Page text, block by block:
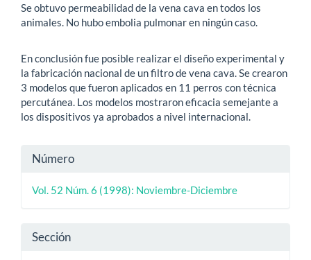
Se obtuvo permeabilidad de la vena cava en todos los
animales. No hubo embolia pulmonar en ningún caso.
En conclusión fue posible realizar el diseño experimental y
la fabricación nacional de un filtro de vena cava. Se crearon
3 modelos que fueron aplicados en 11 perros con técnica
percutánea. Los modelos mostraron eficacia semejante a
los dispositivos ya aprobados a nivel internacional.
Detalles
del
Número
Vol. 52 Núm. 6 (1998): Noviembre-Diciembre
Sección